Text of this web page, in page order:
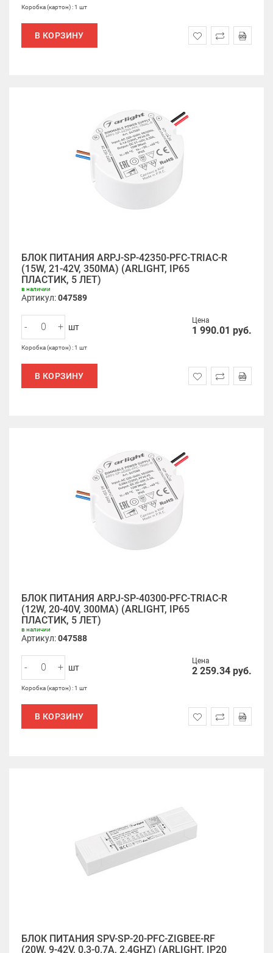
Коробка (картон) : 1 шт
В КОРЗИНУ
БЛОК ПИТАНИЯ ARPJ-SP-42350-PFC-TRIAC-R
(15W, 21-42V, 350MA) (ARLIGHT, IP65
ПЛАСТИК, 5 ЛЕТ)
в наличии
Артикул:047589
Цена
1 990.01 руб.
- + шт
Коробка (картон) : 1 шт
В КОРЗИНУ
БЛОК ПИТАНИЯ ARPJ-SP-40300-PFC-TRIAC-R
(12W, 20-40V, 300MA) (ARLIGHT, IP65
ПЛАСТИК, 5 ЛЕТ)
в наличии
Артикул:047588
Цена
2 259.34 руб.
- + шт
Коробка (картон) : 1 шт
В КОРЗИНУ
БЛОК ПИТАНИЯ SPV-SP-20-PFC-ZIGBEE-RF
(20W, 9-42V, 0.3-0.7A, 2.4GHZ) (ARLIGHT, IP20